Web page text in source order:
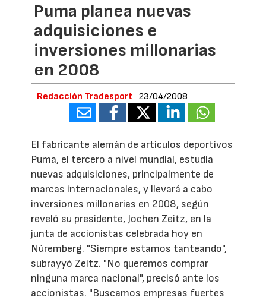
Puma planea nuevas
adquisiciones e
inversiones millonarias
en 2008
Redacción Tradesport 23/04/2008
El fabricante alemán de artículos deportivos
Puma, el tercero a nivel mundial, estudia
nuevas adquisiciones, principalmente de
marcas internacionales, y llevará a cabo
inversiones millonarias en 2008, según
reveló su presidente, Jochen Zeitz, en la
junta de accionistas celebrada hoy en
Núremberg. "Siempre estamos tanteando",
subrayyó Zeitz. "No queremos comprar
ninguna marca nacional", precisó ante los
accionistas. "Buscamos empresas fuertes